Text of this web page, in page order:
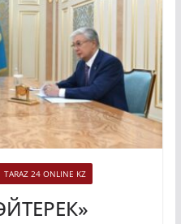
TARAZ 24 ONLINE KZ